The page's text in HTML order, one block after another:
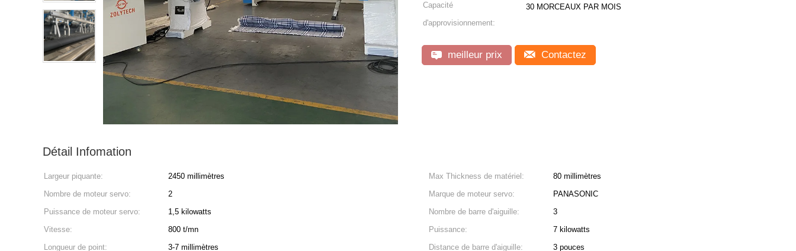
Capacité
d'approvisionnement:
30 MORCEAUX PAR MOIS
meilleur prix Contactez
Détail Infomation
Largeur piquante: 2450 millimètres Max Thickness de matériel:
80 millimètres
Nombre de moteur servo:
2 Marque de moteur servo:
PANASONIC
Puissance de moteur servo:
1,5 kilowatts Nombre de barre d'aiguille:
3
Vitesse:
800 t/mn Puissance:
7 kilowatts
Longueur de point:
3-7 millimètres Distance de barre d'aiguille:
3 pouces